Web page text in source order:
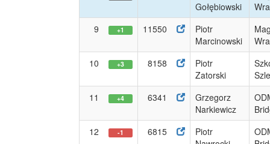
Gołębiowski
9
+1 11550
Piotr
Marcinowski
10
+3 8158
Piotr
Zatorski
11
+4 6341
Grzegorz
Narkiewicz
12
-1 6815
Piotr